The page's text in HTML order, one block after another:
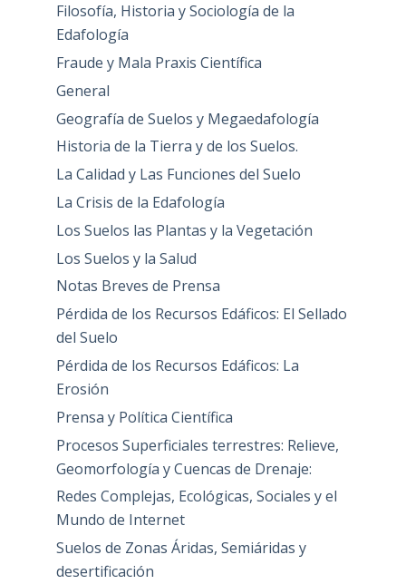
Filosofía, Historia y Sociología de la
Edafología
Fraude y Mala Praxis Científica
General
Geografía de Suelos y Megaedafología
Historia de la Tierra y de los Suelos.
La Calidad y Las Funciones del Suelo
La Crisis de la Edafología
Los Suelos las Plantas y la Vegetación
Los Suelos y la Salud
Notas Breves de Prensa
Pérdida de los Recursos Edáficos: El Sellado
del Suelo
Pérdida de los Recursos Edáficos: La
Erosión
Prensa y Política Científica
Procesos Superficiales terrestres: Relieve,
Geomorfología y Cuencas de Drenaje:
Redes Complejas, Ecológicas, Sociales y el
Mundo de Internet
Suelos de Zonas Áridas, Semiáridas y
desertificación